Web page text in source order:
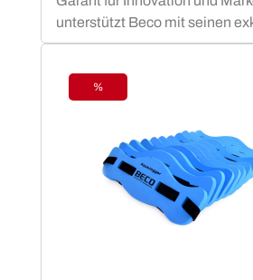
unterstützt Beco mit seinen
Aquafitness - Geräten dein
Aquajogginggürtel über Aqua-
weit oben in der
Aquafitnesskursen.BECO-
Produkte bieten Sicherheit und
Badespaß für kleine
TÜV- und GS-geprüften
Rabatt
%